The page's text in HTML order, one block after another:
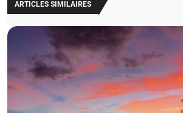
ARTICLES SIMILAIRES